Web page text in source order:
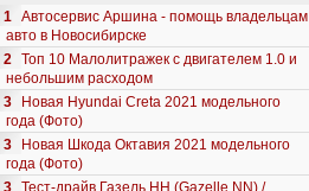
1 Автосервис Аршина - помощь владельцам
авто в Новосибирске
2 Топ 10 Малолитражек с двигателем 1.0 и
небольшим расходом
3
Новая Hyundai Creta 2021 модельного
года (Фото)
3
Новая Шкода Октавия 2021 модельного
года (Фото)
3 Тест-драйв Газель НН (Gazelle NN) /